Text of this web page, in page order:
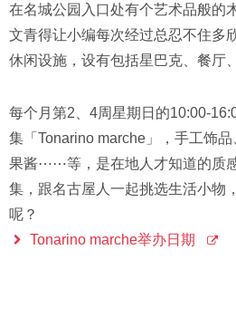
在名城公园入口处有个艺术品般的
文青得让小编每次经过总忍不住多
休闲设施，设有包括星巴克、餐厅
每个月第2、4周星期日的10:00-
集「Tonarino marche」，手工饰
果酱⋯⋯等，是在地人才知道的质
集，跟名古屋人一起挑选生活小物
呢？
Tonarino marche举办日期